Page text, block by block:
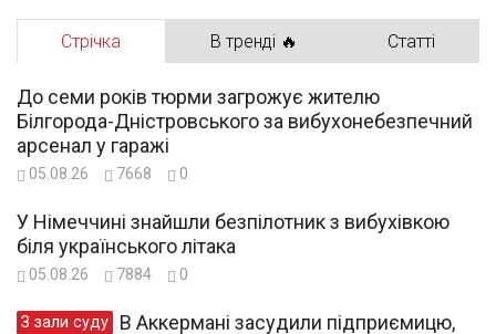
Стрічка В тренді 🔥 Статті
До семи років тюрми загрожує жителю
Білгорода-Дністровського за вибухонебезпечний
арсенал у гаражі
05.08.26 7668 0
У Німеччині знайшли безпілотник з вибухівкою
біля українського літака
05.08.26 7884 0
З зали суду